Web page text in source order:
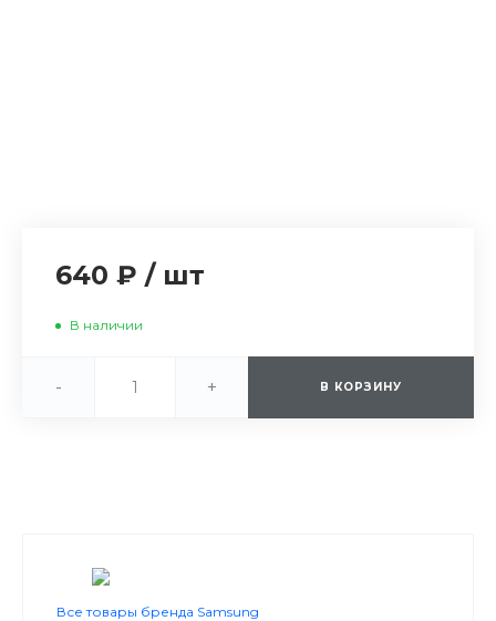
640 ₽ / шт
В наличии
- + В КОРЗИНУ
Все товары бренда Samsung